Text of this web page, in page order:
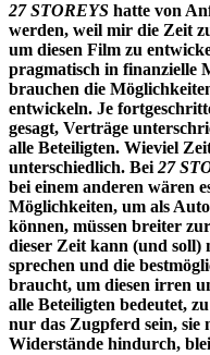
27 STOREYS hatte von
werden, weil mir die Zeit
um diesen Film zu
pragmatisch in finanzielle
brauchen die
entwickeln. Je
gesagt, Verträge
alle Beteiligten. Wieviel
unterschiedlich. Bei 27
bei einem anderen wären
Möglichkeiten, um als
können, müssen breiter
dieser Zeit kann (und soll)
sprechen und die
braucht, um diesen irren
alle Beteiligten bedeutet,
nur das Zugpferd sein, sie
Widerstände hindurch,